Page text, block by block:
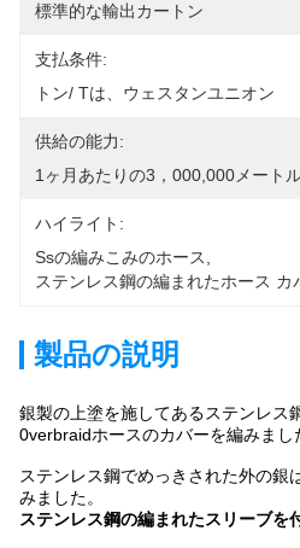
標準的な輸出カートン
支払条件:
トン/ Tは、ウェスタンユニオン
供給の能力:
1ヶ月あたりの3，000,000メート
ハイライト:
Ssの編みこみのホース
ステンレス鋼の編まれたホース カ
製品の説明
銀製の上塗を施してあるステンレス
0verbraidホースのカバーを編みまし
ステンレス鋼でめっきされた外の銀
みました。
ステンレス鋼の編まれたスリーブを